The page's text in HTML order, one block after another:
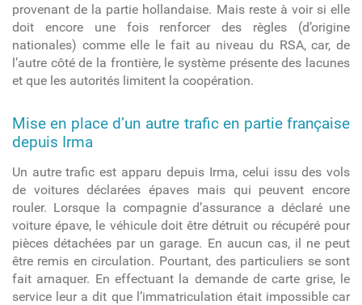
provenant de la partie hollandaise. Mais reste à voir si elle
doit encore une fois renforcer des règles (d’origine
nationales) comme elle le fait au niveau du RSA, car, de
l’autre côté de la frontière, le système présente des lacunes
et que les autorités limitent la coopération.
Mise en place d’un autre trafic en partie française
depuis Irma
Un autre trafic est apparu depuis Irma, celui issu des vols
de voitures déclarées épaves mais qui peuvent encore
rouler. Lorsque la compagnie d’assurance a déclaré une
voiture épave, le véhicule doit être détruit ou récupéré pour
pièces détachées par un garage. En aucun cas, il ne peut
être remis en circulation. Pourtant, des particuliers se sont
fait arnaquer. En effectuant la demande de carte grise, le
service leur a dit que l’immatriculation était impossible car